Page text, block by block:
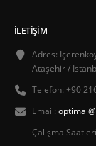
İLETIŞIM
Adres:
Ataşehir /
Telefon: +90
Email:
Çalışma